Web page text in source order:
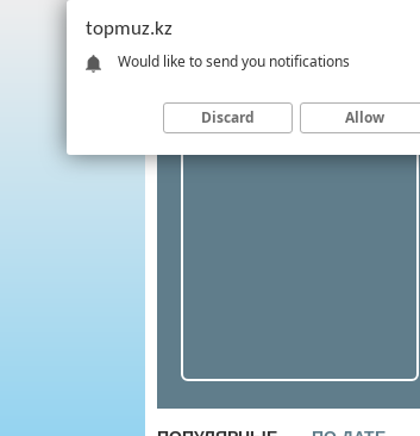
topmuz.kz
Would like to send you notifications
Discard Allow